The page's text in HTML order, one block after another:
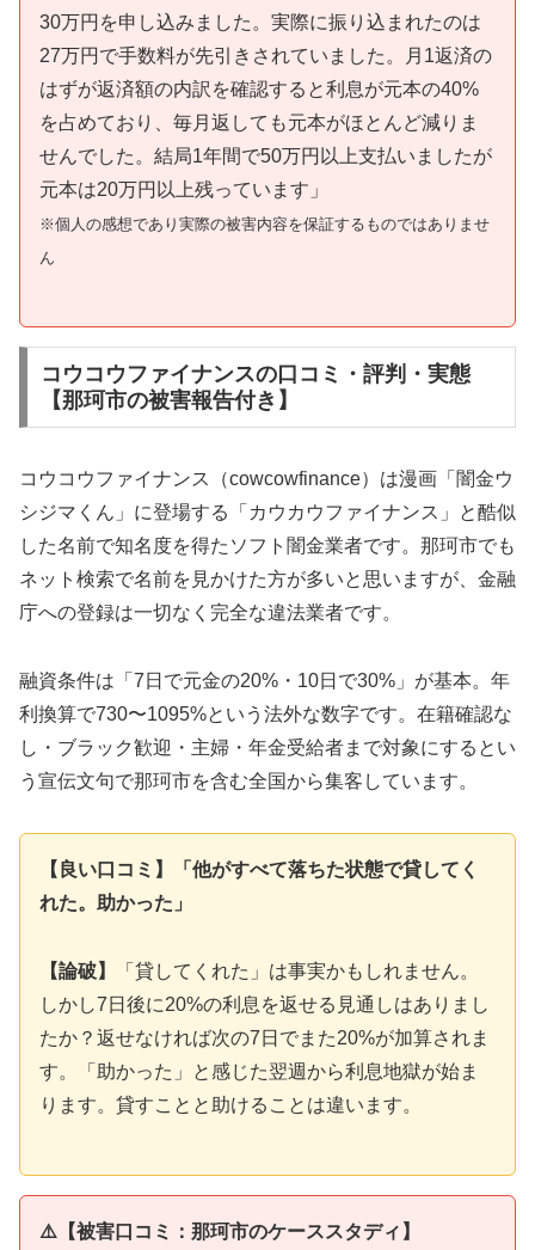
30万円を申し込みました。実際に振り込まれたのは
27万円で手数料が先引きされていました。月1返済の
はずが返済額の内訳を確認すると利息が元本の40%
を占めており、毎月返しても元本がほとんど減りま
せんでした。結局1年間で50万円以上支払いましたが
元本は20万円以上残っています」
※個人の感想であり実際の被害内容を保証するものではありませ
ん
コウコウファイナンスの口コミ・評判・実態
【那珂市の被害報告付き】
コウコウファイナンス（cowcowfinance）は漫画「闇金ウ
シジマくん」に登場する「カウカウファイナンス」と酷似
した名前で知名度を得たソフト闇金業者です。那珂市でも
ネット検索で名前を見かけた方が多いと思いますが、金融
庁への登録は一切なく完全な違法業者です。
融資条件は「7日で元金の20%・10日で30%」が基本。年
利換算で730〜1095%という法外な数字です。在籍確認な
し・ブラック歓迎・主婦・年金受給者まで対象にするとい
う宣伝文句で那珂市を含む全国から集客しています。
【良い口コミ】「他がすべて落ちた状態で貸してく
れた。助かった」
【論破】
「貸してくれた」は事実かもしれません。
しかし7日後に20%の利息を返せる見通しはありまし
たか？返せなければ次の7日でまた20%が加算されま
す。「助かった」と感じた翌週から利息地獄が始ま
ります。貸すことと助けることは違います。
⚠️【被害口コミ：那珂市のケーススタディ】